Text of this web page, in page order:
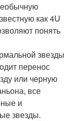
как 4U
понять
звезды
перенос
или черную
все
и
звезды.